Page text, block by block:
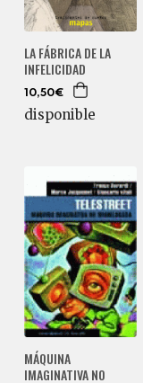
LA FÁBRICA DE LA
INFELICIDAD
10,50€
disponible
MÁQUINA
IMAGINATIVA NO